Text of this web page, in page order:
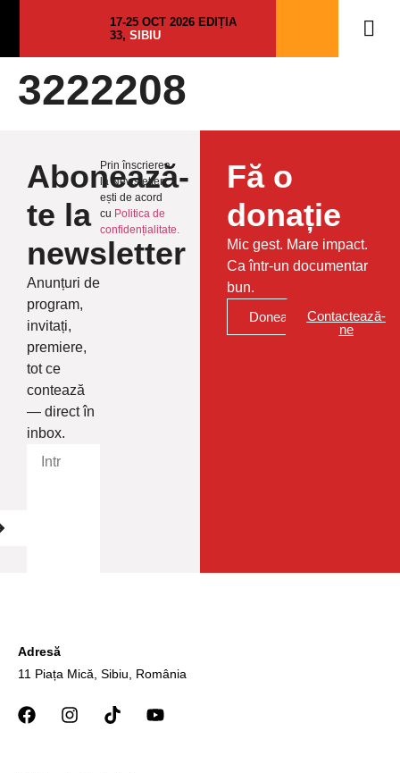
17-25 OCT 2026 EDIȚIA
33, SIBIU
3222208
Abonează-
te la
newsletter
Anunțuri de
program,
invitați,
premiere,
tot ce
contează
— direct în
inbox.
Prin înscrierea
la Newsletter
ești de acord
cu Politica de
confidențialitate.
Fă o
donație
Mic gest. Mare impact.
Ca într-un documentar
bun.
Donează
Contactează-
ne
Adresă
11 Piața Mică, Sibiu, România